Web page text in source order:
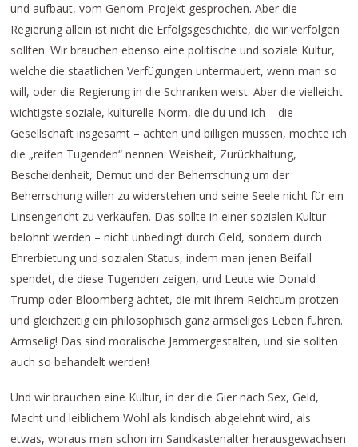
und aufbaut, vom Genom-Projekt gesprochen. Aber die
Regierung allein ist nicht die Erfolgsgeschichte, die wir verfolgen
sollten. Wir brauchen ebenso eine politische und soziale Kultur,
welche die staatlichen Verfügungen untermauert, wenn man so
will, oder die Regierung in die Schranken weist. Aber die vielleicht
wichtigste soziale, kulturelle Norm, die du und ich – die
Gesellschaft insgesamt – achten und billigen müssen, möchte ich
die „reifen Tugenden“ nennen: Weisheit, Zurückhaltung,
Bescheidenheit, Demut und der Beherrschung um der
Beherrschung willen zu widerstehen und seine Seele nicht für ein
Linsengericht zu verkaufen. Das sollte in einer sozialen Kultur
belohnt werden – nicht unbedingt durch Geld, sondern durch
Ehrerbietung und sozialen Status, indem man jenen Beifall
spendet, die diese Tugenden zeigen, und Leute wie Donald
Trump oder Bloomberg ächtet, die mit ihrem Reichtum protzen
und gleichzeitig ein philosophisch ganz armseliges Leben führen.
Armselig! Das sind moralische Jammergestalten, und sie sollten
auch so behandelt werden!
Und wir brauchen eine Kultur, in der die Gier nach Sex, Geld,
Macht und leiblichem Wohl als kindisch abgelehnt wird, als
etwas, woraus man schon im Sandkastenalter herausgewachsen